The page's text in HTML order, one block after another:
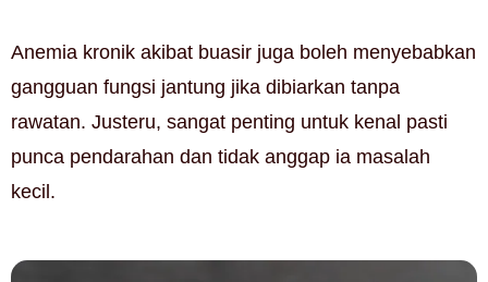
Anemia kronik akibat buasir juga boleh menyebabkan
gangguan fungsi jantung jika dibiarkan tanpa
rawatan. Justeru, sangat penting untuk kenal pasti
punca pendarahan dan tidak anggap ia masalah
kecil.